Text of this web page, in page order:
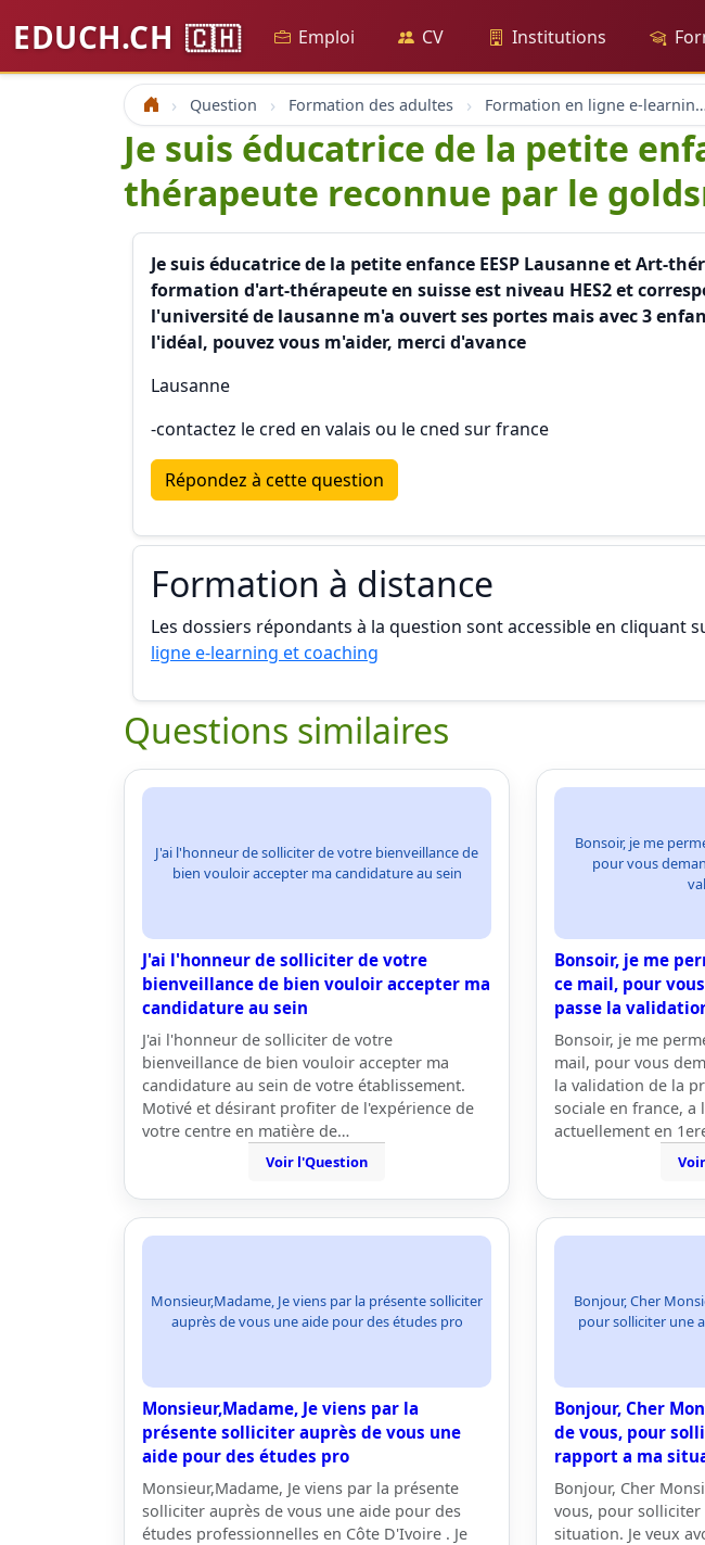
EDUCH.CH 🇨🇭 Emploi CV Institutions
Accueil Question Formation des adultes Formation en ligne
Je suis éducatrice de la petite
thérapeute reconnue par le
Je suis éducatrice de la petite enfance EESP Lausanne et Art-
formation d'art-thérapeute en suisse est niveau HES2 et
l'université de lausanne m'a ouvert ses portes mais avec 3
l'idéal, pouvez vous m'aider, merci d'avance
Lausanne
-contactez le cred en valais ou le cned sur france
Répondez à cette question
Formation à distance
Les dossiers répondants à la question sont accessible en cliquant
ligne e-learning et coaching
Questions similaires
J'ai l'honneur de solliciter de votre bienveillance de
bien vouloir accepter ma candidature au sein
J'ai l'honneur de solliciter de votre
bienveillance de bien vouloir accepter ma
candidature au sein
J'ai l'honneur de solliciter de votre
bienveillance de bien vouloir accepter ma
candidature au sein de votre établissement.
Motivé et désirant profiter de l'expérience de
votre centre en matière de…
Voir l'Question
Bonsoir, je me
pour vous
Bonsoir, je me
ce mail, pour
passe la
Bonsoir, je me
mail, pour vous
la validation de la
sociale en france, a
actuellement en
Monsieur,Madame, Je viens par la présente solliciter
auprès de vous une aide pour des études pro
Monsieur,Madame, Je viens par la
présente solliciter auprès de vous une
aide pour des études pro
Monsieur,Madame, Je viens par la présente
solliciter auprès de vous une aide pour des
études professionnelles en Côte D'Ivoire . Je
Bonjour, Cher
pour solliciter une
Bonjour, Cher
de vous, pour
rapport a ma
Bonjour, Cher
vous, pour
situation. Je veux